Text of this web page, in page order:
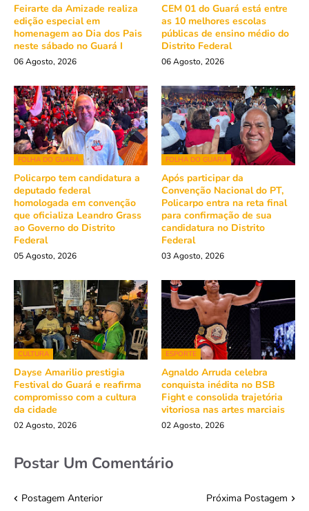
Feirarte da Amizade realiza
edição especial em
homenagem ao Dia dos Pais
neste sábado no Guará I
06 Agosto, 2026
CEM 01 do Guará está entre
as 10 melhores escolas
públicas de ensino médio do
Distrito Federal
06 Agosto, 2026
FOLHA DO GUARÁ
Policarpo tem candidatura a
deputado federal
homologada em convenção
que oficializa Leandro Grass
ao Governo do Distrito
Federal
05 Agosto, 2026
FOLHA DO GUARÁ
Após participar da
Convenção Nacional do PT,
Policarpo entra na reta final
para confirmação de sua
candidatura no Distrito
Federal
03 Agosto, 2026
CULTURA
Dayse Amarilio prestigia
Festival do Guará e reafirma
compromisso com a cultura
da cidade
02 Agosto, 2026
ESPORTE
Agnaldo Arruda celebra
conquista inédita no BSB
Fight e consolida trajetória
vitoriosa nas artes marciais
02 Agosto, 2026
Postar Um Comentário
Postagem Anterior Próxima Postagem